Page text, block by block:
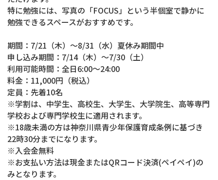
特に勉強には、写真の「FOCUS」という半個室で静かに
勉強できるスペースがおすすめです。
期間：7/21（木）〜8/31（水）夏休み期間中
申し込み期間：7/14（木）〜7/30（土）
利用可能時間：全日6:00〜24:00
料金：11,000円（税込）
定員：先着10名
※学割は、中学生、高校生、大学生、大学院生、高等専門
学校および専門学校生に適用されます。
※18歳未満の方は神奈川県青少年保護育成条例に基づき
22時30分までになります。
※入会金無料
※お支払い方法は現金またはQRコード決済(ペイペイ)の
みとなります。